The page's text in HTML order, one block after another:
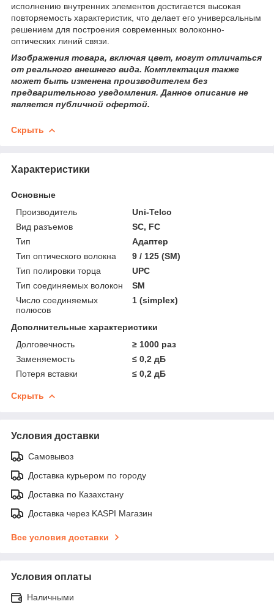
исполнению внутренних элементов достигается высокая
повторяемость характеристик, что делает его универсальным
решением для построения современных волоконно-
оптических линий связи.
Изображения товара, включая цвет, могут отличаться
от реального внешнего вида. Комплектация также
может быть изменена производителем без
предварительного уведомления. Данное описание не
является публичной офертой.
Скрыть
Характеристики
Основные
Производитель
Uni-Telco
Вид разъемов
SC, FC
Тип
Адаптер
Тип оптического волокна
9 / 125 (SM)
Тип полировки торца
UPC
Тип соединяемых волокон
SM
Число соединяемых
полюсов
1 (simplex)
Дополнительные характеристики
Долговечность
≥ 1000 раз
Заменяемость
≤ 0,2 дБ
Потеря вставки
≤ 0,2 дБ
Скрыть
Условия доставки
Самовывоз
Доставка курьером по городу
Доставка по Казахстану
Доставка через KASPI Магазин
Все условия доставки
Условия оплаты
Наличными